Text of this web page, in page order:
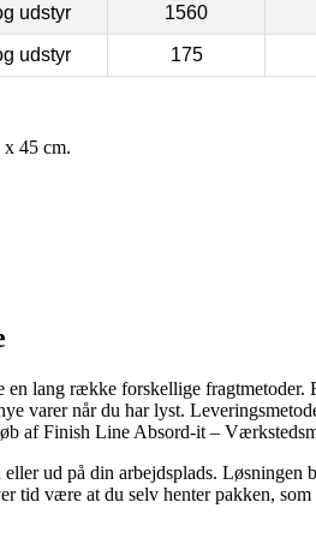
udstyr 1560
udstyr 175
45 cm.
lang række forskellige fragtmetoder.
varer når du har lyst.
af Finish Line Absord-it –
ud på din arbejdsplads.
tid være at du selv henter pakken,